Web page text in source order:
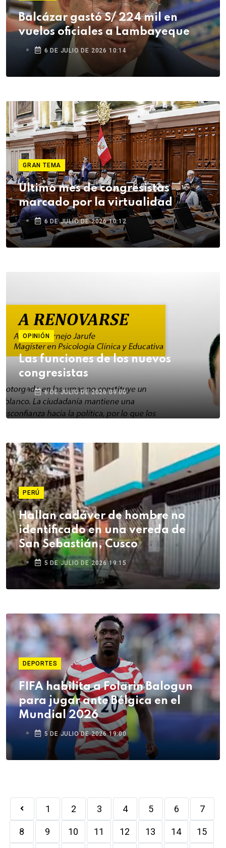
Balcázar gastó S/ 224 mil en
vuelos oficiales a Lambayeque
6 DE JULIO DE 2026 10:14
GRAN TEMA
Último mes de congresistas
marcado por la virtualidad
6 DE JULIO DE 2026 10:12
OPINIÓN
Las funciones de los nuevos
congresistas
6 DE JULIO DE 2026 09:00
PERÚ
Hallan cadáver de hombre no
identificado en una vereda de
San Sebastián, Cusco
5 DE JULIO DE 2026 19:15
DEPORTES
FIFA habilita a Folarin Balogun
para jugar ante Bélgica en el
Mundial 2026
5 DE JULIO DE 2026 19:00
1 2 3 4 5 6 7
8 9 10 11 12 13 14 15